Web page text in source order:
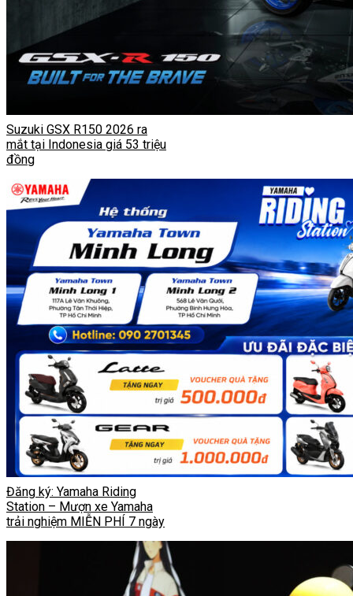
Suzuki GSX R150 2026 ra
mắt tại Indonesia giá 53 triệu
đồng
Đăng ký: Yamaha Riding
Station – Mượn xe Yamaha
trải nghiệm MIỄN PHÍ 7 ngày